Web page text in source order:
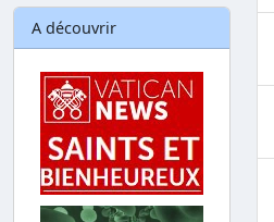
A découvrir